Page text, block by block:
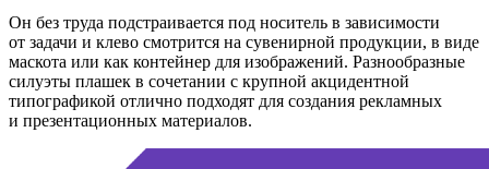
Он без труда подстраивается под носитель в зависимости
от задачи и клево смотрится на сувенирной продукции, в виде
маскота или как контейнер для изображений. Разнообразные
силуэты плашек в сочетании с крупной акцидентной
типографикой отлично подходят для создания рекламных
и презентационных материалов.